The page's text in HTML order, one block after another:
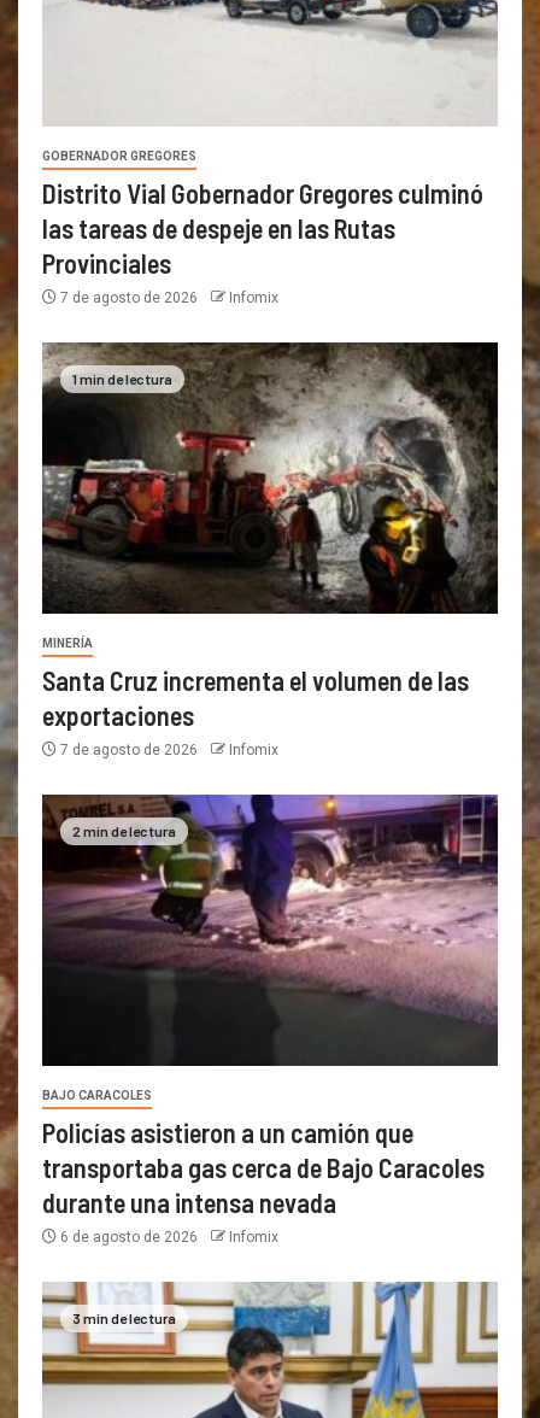
GOBERNADOR GREGORES
Distrito Vial Gobernador Gregores culminó
las tareas de despeje en las Rutas
Provinciales
7 de agosto de 2026 Infomix
1 min de lectura
MINERÍA
Santa Cruz incrementa el volumen de las
exportaciones
7 de agosto de 2026 Infomix
2 min de lectura
BAJO CARACOLES
Policías asistieron a un camión que
transportaba gas cerca de Bajo Caracoles
durante una intensa nevada
6 de agosto de 2026 Infomix
3 min de lectura